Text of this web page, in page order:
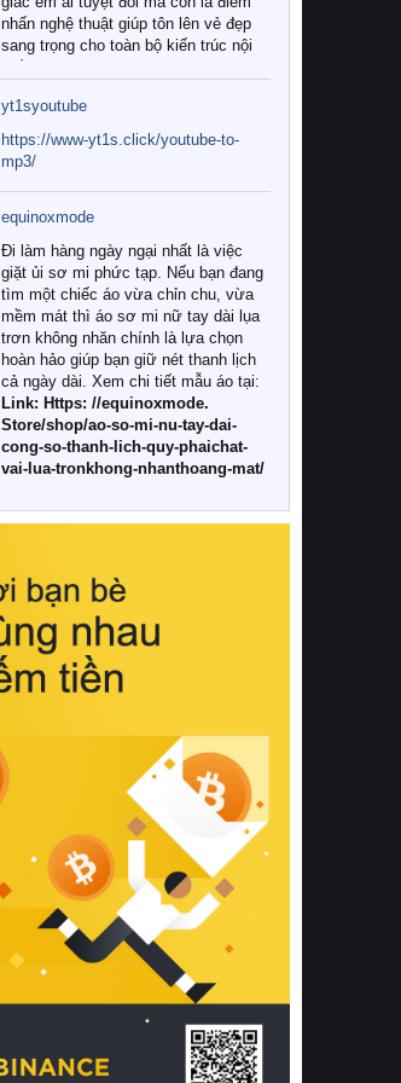
nhấn nghệ thuật giúp tôn lên vẻ đẹp
sang trọng cho toàn bộ kiến trúc nội
Tuy nhiên, giữa thị trường đa dạng
với vô vàn thương hiệu và mẫu mã
như hiện nay, làm thế nào để chọn
được những bộ chăn ga gối đệm cao
cấp thực sự chất lượng, phù hợp với
khí hậu và nhu cầu sử dụng của gia
đình? Hãy cùng chúng tôi đi tìm lời
giải đáp chi tiết qua bài viết dưới đây.
1. Tại sao các gia đình hiện đại lại ưa
chuộng chăn ga gối đệm cao cấp?
Khác với các dòng sản phẩm thông
thường, những bộ chăn ga gối đệm
cao cấp trải qua quy trình sản xuất
nghiêm ngặt từ khâu chọn lọc nguyên
liệu tự nhiên đến công nghệ dệt
nhuộm hiện đại không chứa hóa chất
này, bạn sẽ cảm nhận rõ rệt sự khác
hồi chuẩn xác của phần đệm nâng đỡ
cột sống.
Bên cạnh đó, việc lựa chọn các dòng
sản phẩm đạt chuẩn chất lượng quốc
tế còn giúp ngăn ngừa tình trạng kích
khuẩn và nấm mốc trong điều kiện
thời tiết nóng ẩm. Bạn có thể tìm hiểu
thêm các nghiên cứu khoa học về tác
động của giấc ngủ và môi trường
phòng ngủ đối với sức khỏe con
người tại Sleep Foundation (External
Link) để có cái nhìn toàn diện hơn.
2. Các tiêu chí vàng khi lựa chọn
chăn ga gối đệm cao cấp cho phòng
ngủ
Để sở hữu một bộ chăn ga gối đệm
cao cấp hoàn hảo cả về thẩm mỹ lẫn
công năng, người tiêu dùng cần cân
nhắc kỹ lưỡng các tiêu chí quan trọng
yt1syoutube
https://www-yt1s.click/youtube-to-
mp3/
equinoxmode
Đi làm hàng ngày ngại nhất là việc
giặt ủi sơ mi phức tạp. Nếu bạn đang
tìm một chiếc áo vừa chỉn chu, vừa
mềm mát thì áo sơ mi nữ tay dài lụa
trơn không nhăn chính là lựa chọn
hoàn hảo giúp bạn giữ nét thanh lịch
cả ngày dài. Xem chi tiết mẫu áo tại:
Link: Https: //equinoxmode.
Store/shop/ao-so-mi-nu-tay-dai-
cong-so-thanh-lich-quy-phaichat-
vai-lua-tronkhong-nhanthoang-mat/